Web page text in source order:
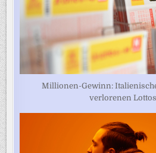
Millionen-Gewinn:
verlorenen